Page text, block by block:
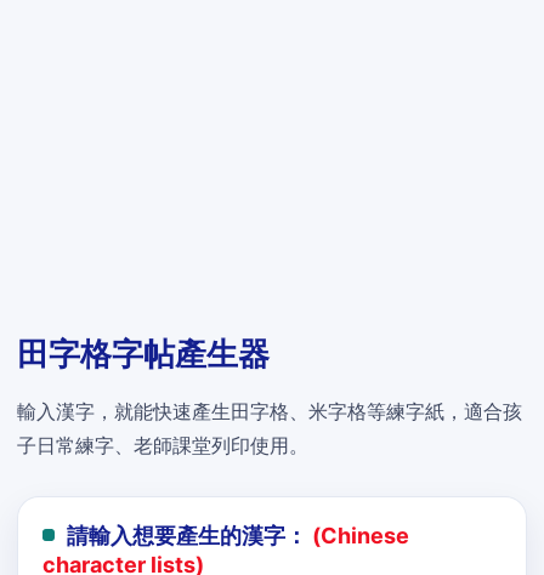
田字格字帖產生器
輸入漢字，就能快速產生田字格、米字格等練字紙，適合孩
子日常練字、老師課堂列印使用。
請輸入想要產生的漢字： (Chinese
character lists)